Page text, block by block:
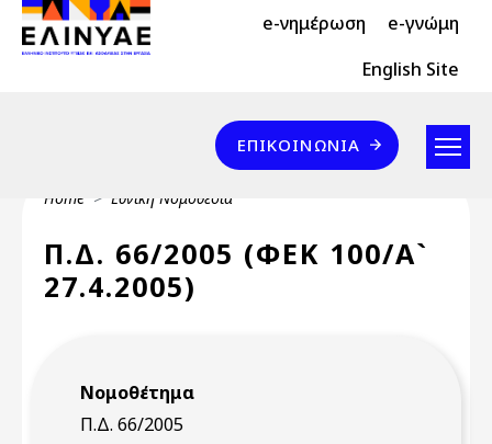
Skip to main content
Header Top 2 e-νημέρωση e-γνώμη
Header Top English Site
Επικοινωνία
ΕΠΙΚΟΙΝΩΝΊΑ
Breadcrumb
Home Εθνική Νομοθεσία
Π.Δ. 66/2005 (ΦΕΚ 100/Α`
27.4.2005)
Νομοθέτημα
Π.Δ. 66/2005